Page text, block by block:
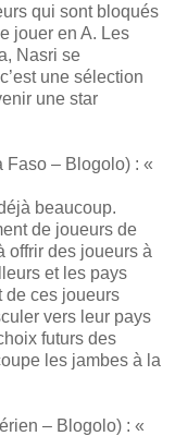
qui sont bloqués
jouer en A. Les
Nasri se
une sélection
une star
Faso – Blogolo) : «
beaucoup.
de joueurs de
offrir des joueurs à
et les pays
de ces joueurs
vers leur pays
futurs des
les jambes à la
– Blogolo) : «